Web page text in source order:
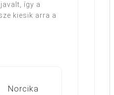
így a
kiesik arra a
Norcika